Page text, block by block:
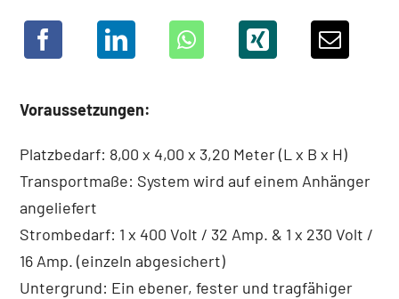
Voraussetzungen:
Platzbedarf: 8,00 x 4,00 x 3,20 Meter (L x B x H)
Transportmaße: System wird auf einem Anhänger
angeliefert
Strombedarf: 1 x 400 Volt / 32 Amp. & 1 x 230 Volt /
16 Amp. (einzeln abgesichert)
Untergrund: Ein ebener, fester und tragfähiger